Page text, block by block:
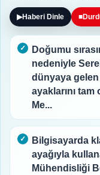
▶Haberi Dinle ■
Doğumu
nedeniyle
dünyaya
ayaklarını
Me...
Bilgisayarda
ayağıyla
Mühendisliği